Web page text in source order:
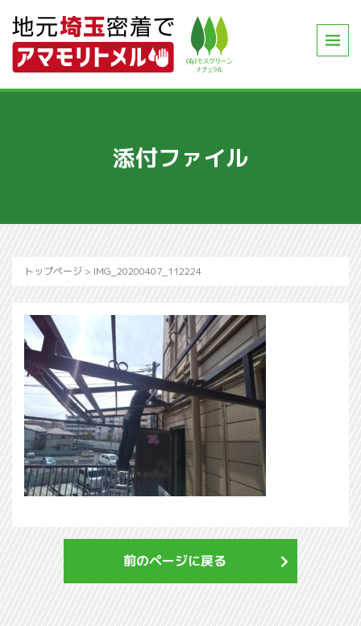
添付ファイル
トップページ > IMG_20200407_112224
前のページに戻る